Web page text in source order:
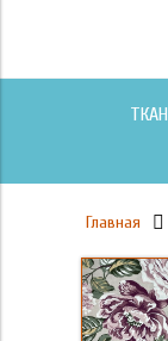
Главная